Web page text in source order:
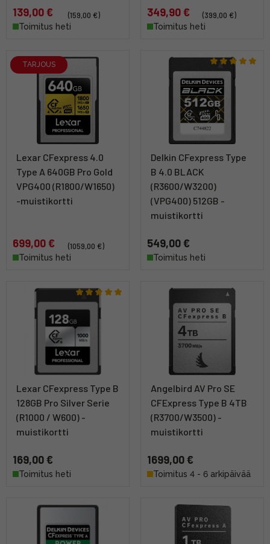
139,00 €
(159,00 €)
Toimitus heti
349,90 €
(399,00 €)
Toimitus heti
TARJOUS
Lexar CFexpress 4.0
Type A 640GB Pro Gold
VPG400 (R1800/W1650)
-muistikortti
699,00 €
(1059,00 €)
Toimitus heti
Delkin CFexpress Type
B 4.0 BLACK
(R3600/W3200)
(VPG400) 512GB -
muistikortti
549,00 €
Toimitus heti
Lexar CFexpress Type B
128GB Pro Silver Serie
(R1000 / W600) -
muistikortti
169,00 €
Toimitus heti
Angelbird AV Pro SE
CFExpress Type B 4TB
(R3700/W3500) -
muistikortti
1699,00 €
Toimitus 4 - 6 arkipäivää